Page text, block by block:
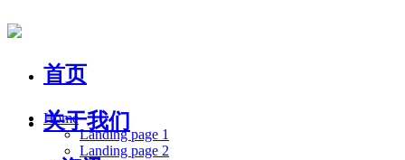
首页
关于我们
Home
Landing page 1
Landing page 2